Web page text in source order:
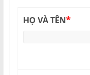
HỌ VÀ TÊN*